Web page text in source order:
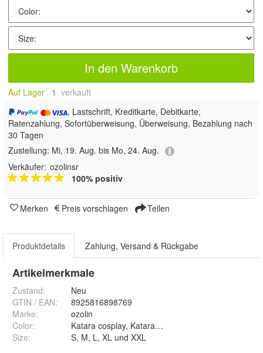
In den Warenkorb
Auf Lager 1 verkauft
, Lastschrift, Kreditkarte, Debitkarte,
Ratenzahlung, Sofortüberweisung, Überweisung, Bezahlung nach
30 Tagen
Zustellung: Mi, 19. Aug. bis Mo, 24. Aug.
Verkäufer: ozolinsr
100% positiv
Merken Preis vorschlagen Teilen
Produktdetails Zahlung, Versand & Rückgabe
Artikelmerkmale
Zustand:
Neu
GTIN / EAN:
8925816898769
Marke:
ozolin
Color:
Size: S, M, L, XL und XXL